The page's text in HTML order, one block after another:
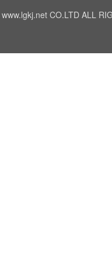
www.lgkj.net CO.LTD ALL